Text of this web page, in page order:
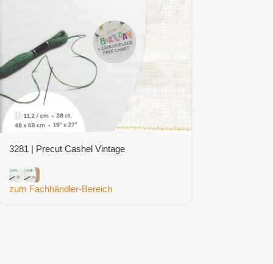
3281 | Precut Cashel Vintage
zum Fachhändler-Bereich